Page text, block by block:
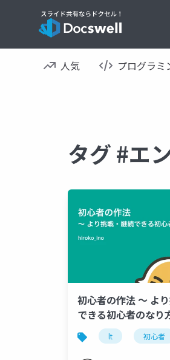
人気 プログラミ
タグ #エ
初心者の作法 〜 よ
できる初心者のなり
lt 初心者